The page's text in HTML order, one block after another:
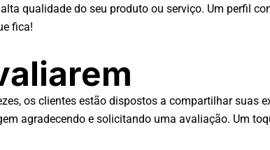
qualidade do seu produto ou serviço. Um perfil
fica!
os clientes estão dispostos a compartilhar suas
agradecendo e solicitando uma avaliação. Um